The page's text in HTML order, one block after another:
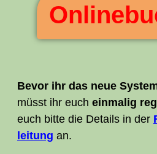
Bevor ihr das neue
müsst ihr euch ein­ma­lig
euch bit­te die Details in der
lei­tung an.